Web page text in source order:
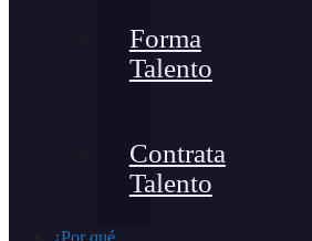
Forma
Talento
Contrata
Talento
¿Por qué